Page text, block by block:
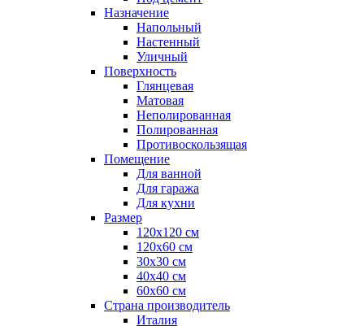
Назначение
Напольный
Настенный
Уличный
Поверхность
Глянцевая
Матовая
Неполированная
Полированная
Противоскользящая
Помещение
Для ванной
Для гаража
Для кухни
Размер
120x120 см
120x60 см
30x30 см
40x40 см
60x60 см
Страна производитель
Италия